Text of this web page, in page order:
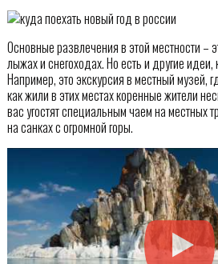
Основные развлечения в этой местности –
лыжах и снегоходах. Но есть и другие идеи,
Например, это экскурсия в местный музей,
как жили в этих местах коренные жители
вас угостят специальным чаем на местных
на санках с огромной горы.